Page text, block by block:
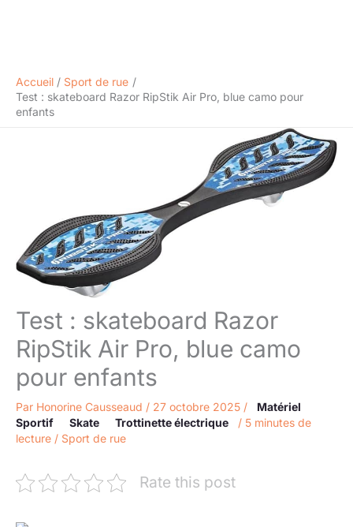
Accueil
Sport de rue
Test : skateboard Razor RipStik Air Pro, blue camo pour
enfants
Test : skateboard Razor
RipStik Air Pro, blue camo
pour enfants
Par Honorine Causseaud / 27 octobre 2025 /
Matériel
Sportif
Skate Trottinette électrique / 5 minutes de
lecture / Sport de rue
Rate this post